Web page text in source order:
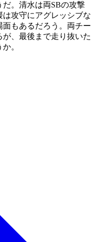
。清水は両SBの攻撃
攻守にアグレッシブな
もあるだろう。両チー
、最後まで走り抜いた
。